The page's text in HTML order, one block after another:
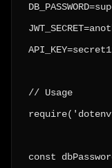
// Usage
const